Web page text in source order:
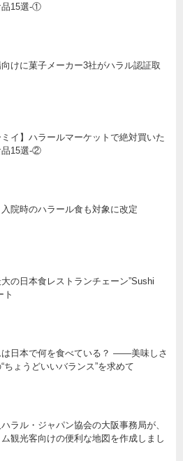
品15選-①
けに菓子メーカー3社がハラル認証取
ミイ】ハラールマーケットで絶対買いた
品15選-②
入院時のハラール食も対象に改定
の日本食レストランチェーン”Sushi
ト
は日本で何を食べている？ ――美味しさ
ちょうどいいバランス”を求めて
ラル・ジャパン協会の大阪事務局が、
観光客向けの便利な地図を作成しまし